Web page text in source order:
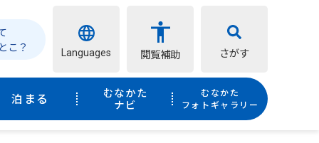
こ？
Languages 閲覧補助 さがす
泊まる
むなかた
ナビ
むなかた
フォトギャラリー